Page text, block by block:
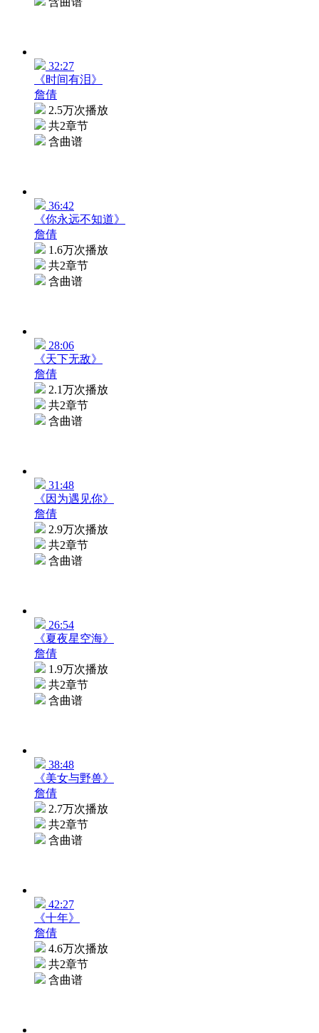
32:27
《时间有泪》
詹倩
2.5万次播放
共2章节
含曲谱
36:42
《你永远不知道》
詹倩
1.6万次播放
共2章节
含曲谱
28:06
《天下无敌》
詹倩
2.1万次播放
共2章节
含曲谱
31:48
《因为遇见你》
詹倩
2.9万次播放
共2章节
含曲谱
26:54
《夏夜星空海》
詹倩
1.9万次播放
共2章节
含曲谱
38:48
《美女与野兽》
詹倩
2.7万次播放
共2章节
含曲谱
42:27
《十年》
詹倩
4.6万次播放
共2章节
含曲谱